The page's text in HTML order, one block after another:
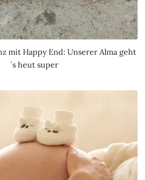
mit Happy End: Unserer Alma geht
´s heut super